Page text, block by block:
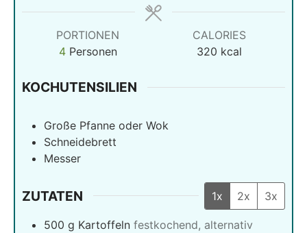
PORTIONEN
4 Personen
CALORIES
320 kcal
KOCHUTENSILIEN
Große Pfanne oder Wok
Schneidebrett
Messer
ZUTATEN 1x 2x 3x
500 g Kartoffeln festkochend, alternativ